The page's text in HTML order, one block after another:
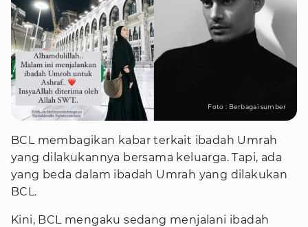
Foto : Berbagai sumber
BCL membagikan kabar terkait ibadah Umrah
yang dilakukannya bersama keluarga. Tapi, ada
yang beda dalam ibadah Umrah yang dilakukan
BCL.
Kini, BCL mengaku sedang menjalani ibadah